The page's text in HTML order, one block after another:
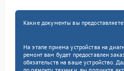
Какие документы вы
На этапе приема устройства на
ремонт вам будет предоставлен
обязательств на ваше устройство.